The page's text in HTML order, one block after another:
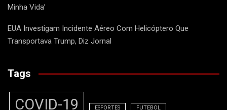
Minha Vida’
EUA Investigam Incidente Aéreo Com Helicóptero Que
Transportava Trump, Diz Jornal
Tags
COVID-19 ESPORTES FUTEBOL